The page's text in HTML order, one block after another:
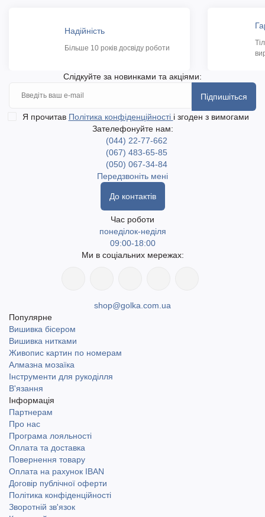
Надійність
Більше 10 років досвіду роботи
Слідкуйте за новинками та акціями:
Підпишіться
Я прочитав Політика конфіденційності і згоден з вимогами
Зателефонуйте нам:
(044) 22-77-662
(067) 483-65-85
(050) 067-34-84
Передзвоніть мені
До контактів
Час роботи
понеділок-неділя
09:00-18:00
Ми в соціальних мережах:
shop@golka.com.ua
Популярне
Вишивка бісером
Вишивка нитками
Живопис картин по номерам
Алмазна мозаїка
Інструменти для рукоділля
В'язання
Інформація
Партнерам
Про нас
Програма лояльності
Оплата та доставка
Повернення товару
Оплата на рахунок IBAN
Договір публічної оферти
Політика конфіденційності
Зворотній зв'язок